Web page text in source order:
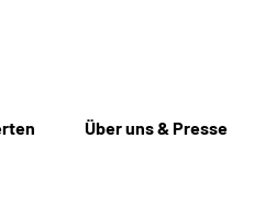
Über uns & Presse